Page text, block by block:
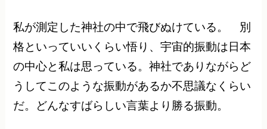
私が測定した神社の中で飛びぬけている。 別
格といっていいくらい悟り、宇宙的振動は日本
の中心と私は思っている。神社でありながらど
うしてこのような振動があるか不思議なくらい
だ。どんなすばらしい言葉より勝る振動。